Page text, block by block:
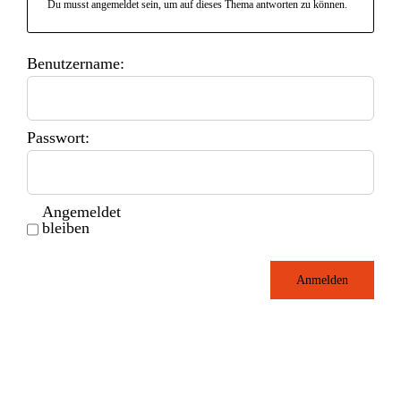
Du musst angemeldet sein, um auf dieses Thema antworten zu können.
Benutzername:
Passwort:
Angemeldet
bleiben
Anmelden